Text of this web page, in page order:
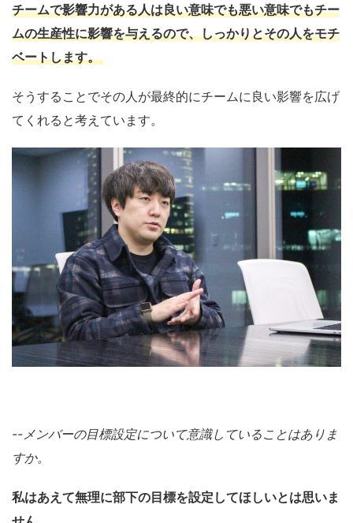
チームで影響力がある人は良い意味でも悪い意味でもチー
ムの生産性に影響を与えるので、しっかりとその人をモチ
ベートします。
そうすることでその人が最終的にチームに良い影響を広げ
てくれると考えています。
--メンバーの目標設定について意識していることはありま
すか。
私はあえて無理に部下の目標を設定 してほしいとは思いま